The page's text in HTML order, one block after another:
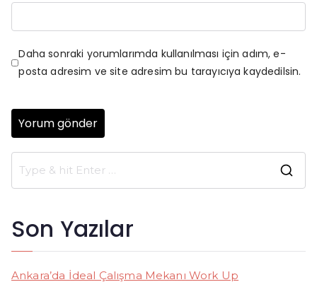
Daha sonraki yorumlarımda kullanılması için adım, e-
posta adresim ve site adresim bu tarayıcıya kaydedilsin.
c
Son Yazılar
Ankara’da İdeal Çalışma Mekanı Work Up